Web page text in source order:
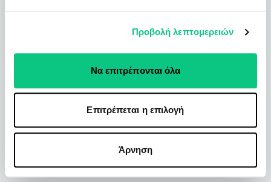
Προβολή λεπτομερειών
Να επιτρέπονται όλα
Επιτρέπεται η επιλογή
Άρνηση